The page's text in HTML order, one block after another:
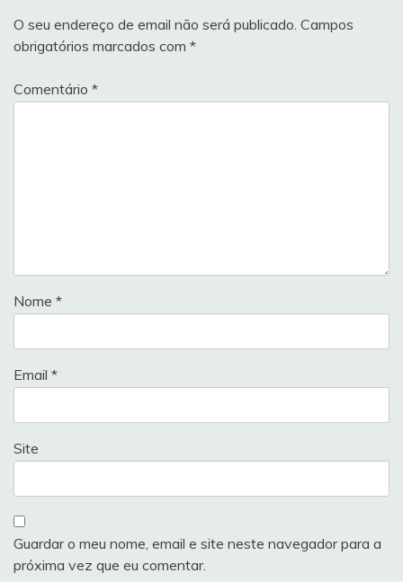
O seu endereço de email não será publicado. Campos
obrigatórios marcados com *
Comentário *
Nome *
Email *
Site
Guardar o meu nome, email e site neste navegador para a
próxima vez que eu comentar.